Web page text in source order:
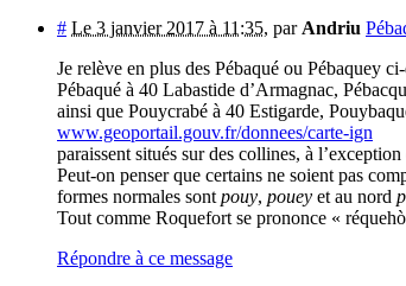
# Le 3 janvier 2017 à 11:35, par Andriu
Je relève en plus des Pébaqué ou Pébaquey ci-
Pébaqué à 40 Labastide d’Armagnac,
ainsi que Pouycrabé à 40 Estigarde,
www.geoportail.gouv.fr/donnees/carte-ign
paraissent situés sur des collines, à
Peut-on penser que certains ne soient pas
formes normales sont pouy, pouey et au nord
Tout comme Roquefort se prononce «
Répondre à ce message